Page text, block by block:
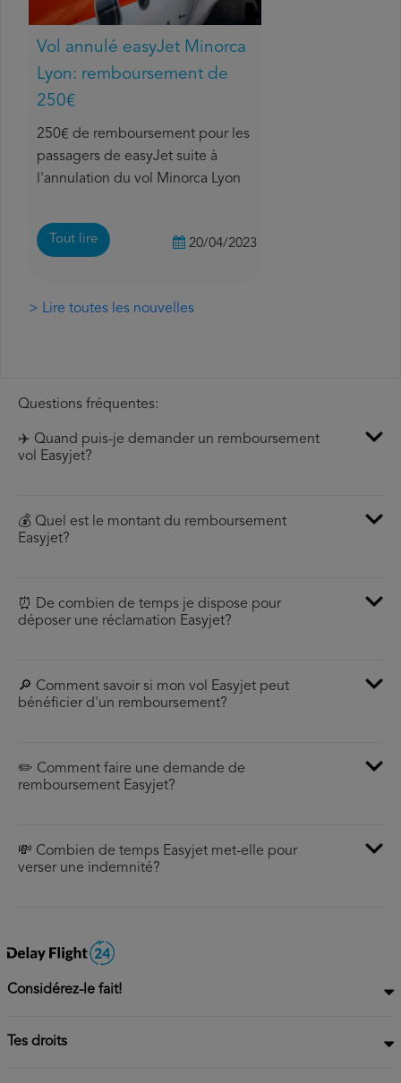
Vol annulé easyJet Minorca
Lyon: remboursement de
250€
250€ de remboursement pour les
passagers de easyJet suite à
l'annulation du vol Minorca Lyon
Tout lire 20/04/2023
> Lire toutes les nouvelles
Questions fréquentes:
✈️ Quand puis-je demander un remboursement
vol Easyjet?
💰 Quel est le montant du remboursement
Easyjet?
⏰ De combien de temps je dispose pour
déposer une réclamation Easyjet?
🔎 Comment savoir si mon vol Easyjet peut
bénéficier d'un remboursement?
✏️ Comment faire une demande de
remboursement Easyjet?
💸 Combien de temps Easyjet met-elle pour
verser une indemnité?
Considérez-le fait!
Tes droits